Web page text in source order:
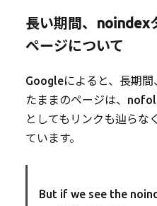
長い期間、noindex
ページについて
Googleによると、長期
たままのページは、
としてもリンクも辿らな
ています。
But if we see the